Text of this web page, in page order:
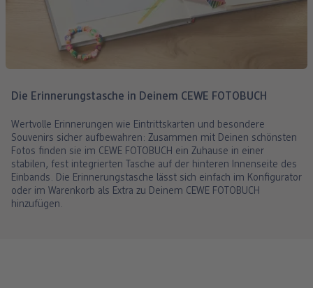
Die Erinnerungstasche in Deinem CEWE FOTOBUCH
Wertvolle Erinnerungen wie Eintrittskarten und besondere
Souvenirs sicher aufbewahren: Zusammen mit Deinen schönsten
Fotos finden sie im CEWE FOTOBUCH ein Zuhause in einer
stabilen, fest integrierten Tasche auf der hinteren Innenseite des
Einbands. Die Erinnerungstasche lässt sich einfach im Konfigurator
oder im Warenkorb als Extra zu Deinem CEWE FOTOBUCH
hinzufügen.